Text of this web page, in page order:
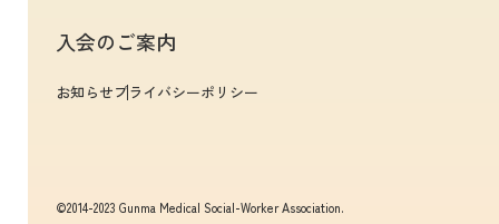
入会のご案内
お知らせプライバシーポリシー
©2014-2023 Gunma Medical Social-Worker Association.